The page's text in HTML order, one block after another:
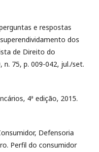
e respostas
dos
de Direito do
n. 75, p. 009-042, jul./set.
4ª edição, 2015.
Defensoria
Perfil do consumidor